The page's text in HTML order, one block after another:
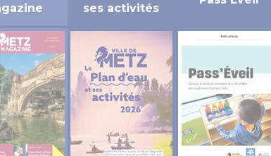
ses activités